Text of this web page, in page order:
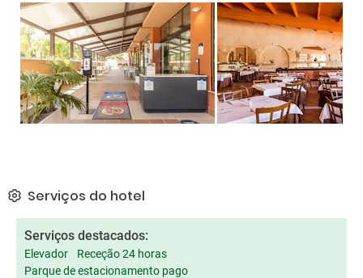
Serviços do hotel
Serviços destacados:
Elevador
Receção 24 horas
Parque de estacionamento pago